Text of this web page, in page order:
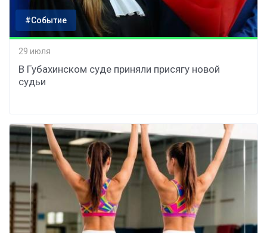
#Событие
29 июля
В Губахинском суде приняли присягу новой
судьи